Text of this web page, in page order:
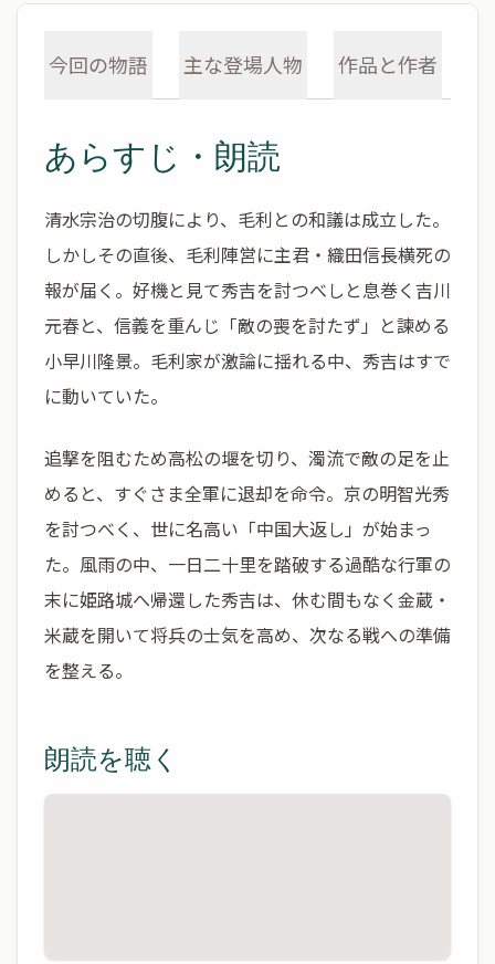
今回の物語 主な登場人物 作品と作者
あらすじ・朗読
清水宗治の切腹により、毛利との和議は成立した。
しかしその直後、毛利陣営に主君・織田信長横死の
報が届く。好機と見て秀吉を討つべしと息巻く吉川
元春と、信義を重んじ「敵の喪を討たず」と諫める
小早川隆景。毛利家が激論に揺れる中、秀吉はすで
に動いていた。
追撃を阻むため高松の堰を切り、濁流で敵の足を止
めると、すぐさま全軍に退却を命令。京の明智光秀
を討つべく、世に名高い「中国大返し」が始まっ
た。風雨の中、一日二十里を踏破する過酷な行軍の
末に姫路城へ帰還した秀吉は、休む間もなく金蔵・
米蔵を開いて将兵の士気を高め、次なる戦への準備
を整える。
朗読を聴く